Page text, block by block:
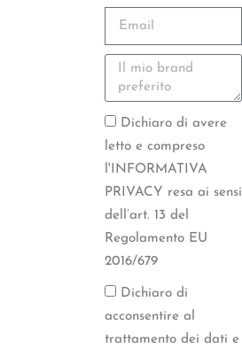
Dichiaro di avere
letto e compreso
l'INFORMATIVA
PRIVACY resa ai sensi
dell’art. 13 del
Regolamento EU
2016/679
Dichiaro di
acconsentire al
trattamento dei dati e